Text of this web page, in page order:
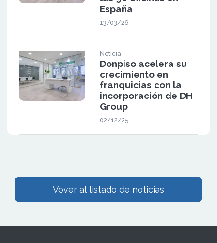
España
13/03/26
Noticia
Donpiso acelera su
crecimiento en
franquicias con la
incorporación de DH
Group
02/12/25
Vover al listado de noticias